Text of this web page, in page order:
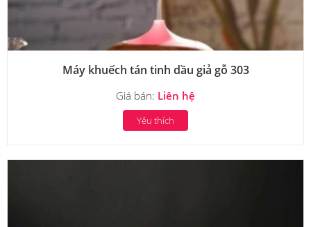
Máy khuếch tán tinh dầu giả gỗ 303
Giá bán: Liên hệ
Yêu thích